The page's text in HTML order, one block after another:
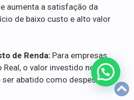
aumenta a satisfação da
de baixo custo e alto valor
de Renda: Para empresas
o valor investido no plano
abatido como despesa